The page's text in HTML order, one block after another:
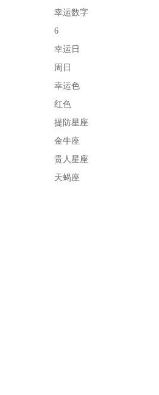
幸运数字
6
幸运日
周日
幸运色
红色
提防星座
金牛座
贵人星座
天蝎座